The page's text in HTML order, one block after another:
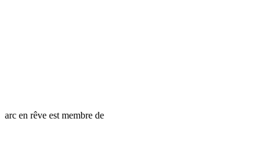
arc en rêve est membre de